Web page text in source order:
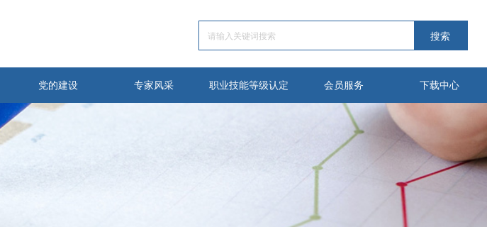
党的建设 专家风采 职业技能等级认定 会员服务 下载中心